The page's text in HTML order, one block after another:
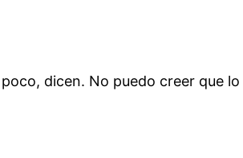
dicen. No puedo creer que